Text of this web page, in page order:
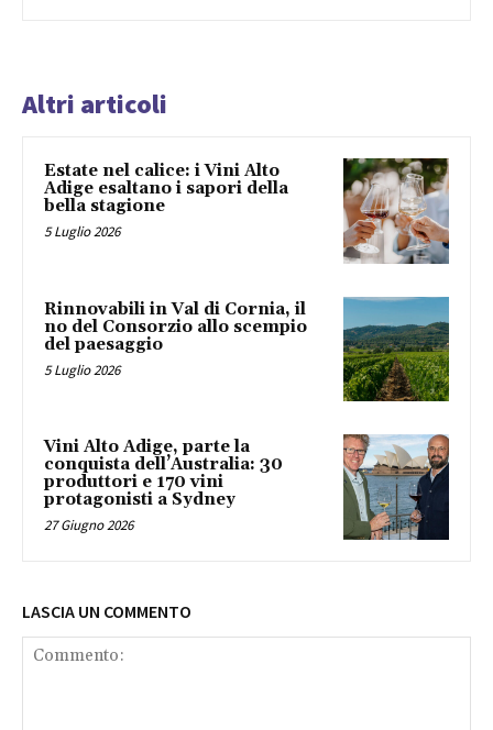
Altri articoli
Estate nel calice: i Vini Alto
Adige esaltano i sapori della
bella stagione
5 Luglio 2026
Rinnovabili in Val di Cornia, il
no del Consorzio allo scempio
del paesaggio
5 Luglio 2026
Vini Alto Adige, parte la
conquista dell’Australia: 30
produttori e 170 vini
protagonisti a Sydney
27 Giugno 2026
LASCIA UN COMMENTO